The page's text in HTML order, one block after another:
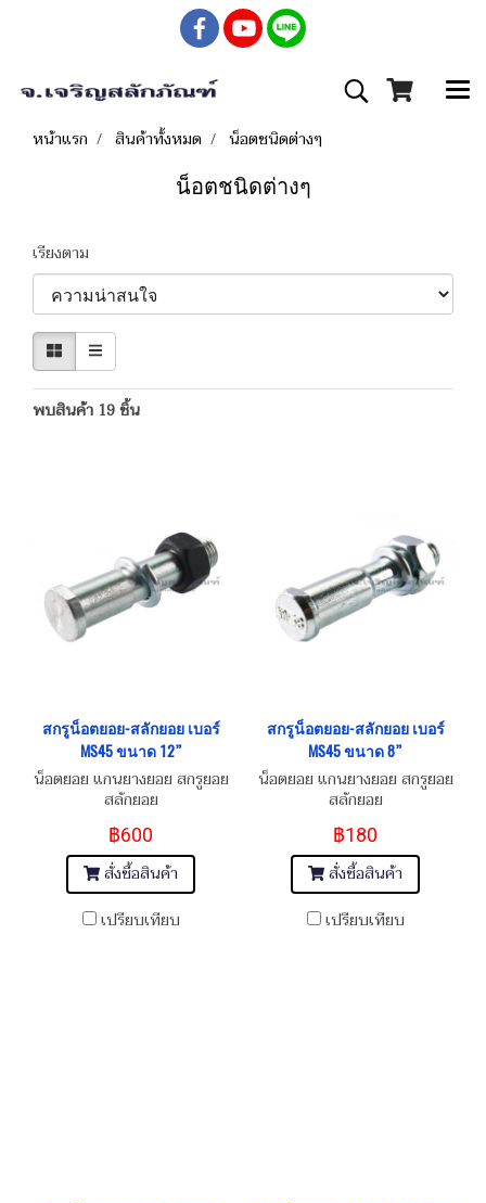
หน้าแรก สินค้าทั้งหมด น็อตชนิดต่างๆ
น็อตชนิดต่างๆ
เรียงตาม
พบสินค้า 19 ชิ้น
สกรูน็อตยอย-สลักยอย เบอร์
MS45 ขนาด 12”
น็อตยอย แกนยางยอย สกรูยอย
สลักยอย
฿600
สั่งซื้อสินค้า
เปรียบเทียบ
สกรูน็อตยอย-สลักยอย เบอร์
MS45 ขนาด 8”
น็อตยอย แกนยางยอย สกรูยอย
สลักยอย
฿180
สั่งซื้อสินค้า
เปรียบเทียบ